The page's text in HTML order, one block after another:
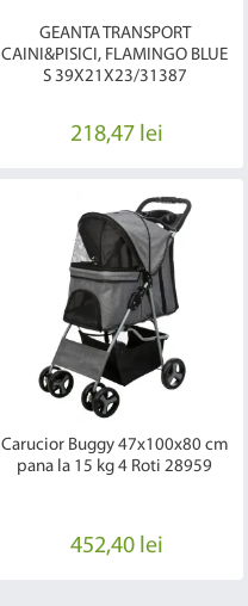
GEANTA TRANSPORT
CAINI&PISICI, FLAMINGO BLUE
S 39X21X23/31387
218,47 lei
Carucior Buggy 47x100x80 cm
pana la 15 kg 4 Roti 28959
452,40 lei